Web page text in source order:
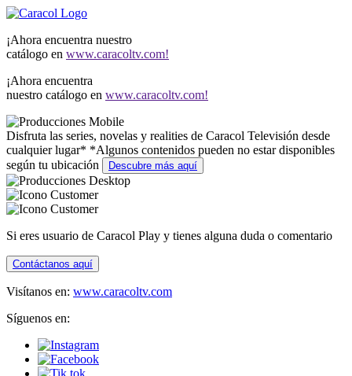
¡Ahora encuentra nuestro
catálogo en www.caracoltv.com!
¡Ahora encuentra
nuestro catálogo en www.caracoltv.com!
Disfruta las series, novelas y realities de Caracol Televisión desde
cualquier lugar* *Algunos contenidos pueden no estar disponibles
según tu ubicación
Descubre más aquí
Si eres usuario de Caracol Play y tienes alguna duda o comentario
Contáctanos aquí
Visítanos en: www.caracoltv.com
Síguenos en: